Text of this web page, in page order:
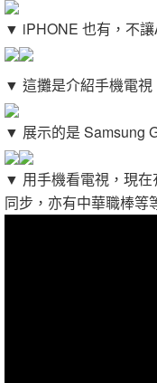
▼ iPHONE 也有，不
▼ 這攤是介紹手機電視
▼ 展示的是 Samsung
▼ 用手機看電視，現
同步，亦有中華職棒等